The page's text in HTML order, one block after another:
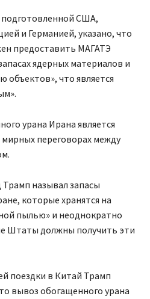
США,
и Германией, указано, что
предоставить МАГАТЭ
ядерных материалов и
что является
урана Ирана является
переговорах между
называл запасы
которые хранятся на
пылью» и неоднократно
Штаты должны получить эти
поездки в Китай Трамп
вывоз обогащенного урана